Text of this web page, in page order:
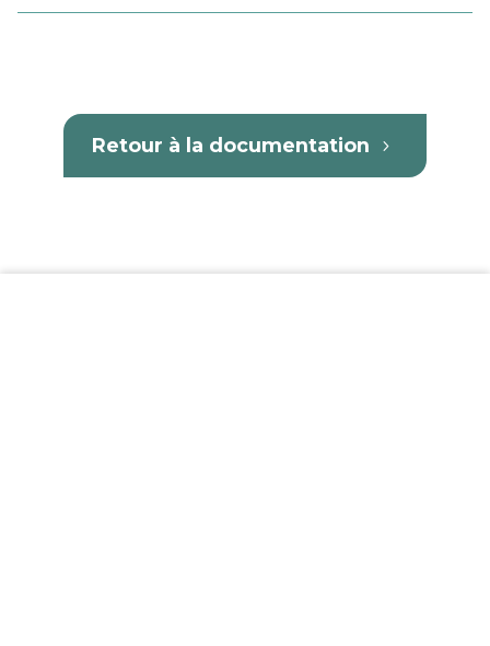
Retour à la documentation